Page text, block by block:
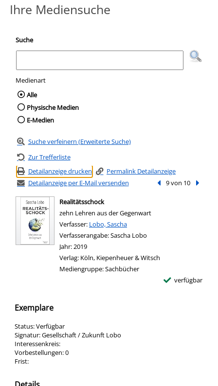
Ihre Mediensuche
Suche
Medienart
Wählen Sie die Medienart nach der Sie
Alle
Physische Medien
E-Medien
Suche verfeinern (Erweiterte Suche)
Zur Trefferliste
Detailanzeige drucken
Permalink Detailanzeige
Detailanzeige per E-Mail versenden
Vorheriger Treffer
9 von 10
Realitätsschock
zehn Lehren aus der Gegenwart
Verfasser: Suche nach diesem Verfasser
Lobo, Sascha
Verfasserangabe:Sascha Lobo
Jahr:2019
Verlag: Köln, Kiepenheuer & Witsch
Mediengruppe:Sachbücher
verfügbar
Exemplare
Status:Verfügbar
Signatur:Gesellschaft / Zukunft Lobo
Interessenkreis:
Vorbestellungen:0
Frist: